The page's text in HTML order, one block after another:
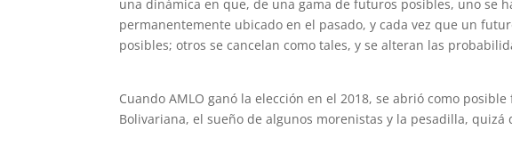
una dinámica en que, de una gama de futuros posibles, uno se
permanentemente ubicado en el pasado, y cada vez que un
posibles; otros se cancelan como tales, y se alteran las
Cuando AMLO ganó la elección en el 2018, se abrió como
Bolivariana, el sueño de algunos morenistas y la pesadilla, quizá